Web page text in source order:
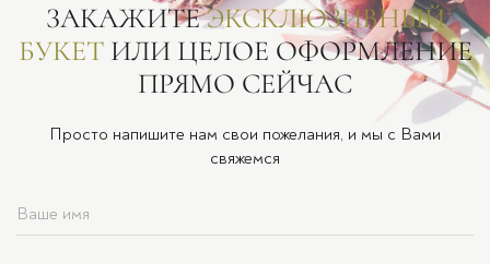
ЗАКАЖИТЕЭКСКЛЮЗИВНЫЙ
БУКЕТИЛИ ЦЕЛОЕ ОФОРМЛЕНИЕ
ПРЯМО СЕЙЧАС
Просто напишите нам свои пожелания, и мы с Вами
свяжемся